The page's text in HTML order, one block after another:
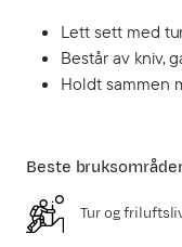
Lett sett med
Består av kniv,
Holdt sammen
Beste
Tur og